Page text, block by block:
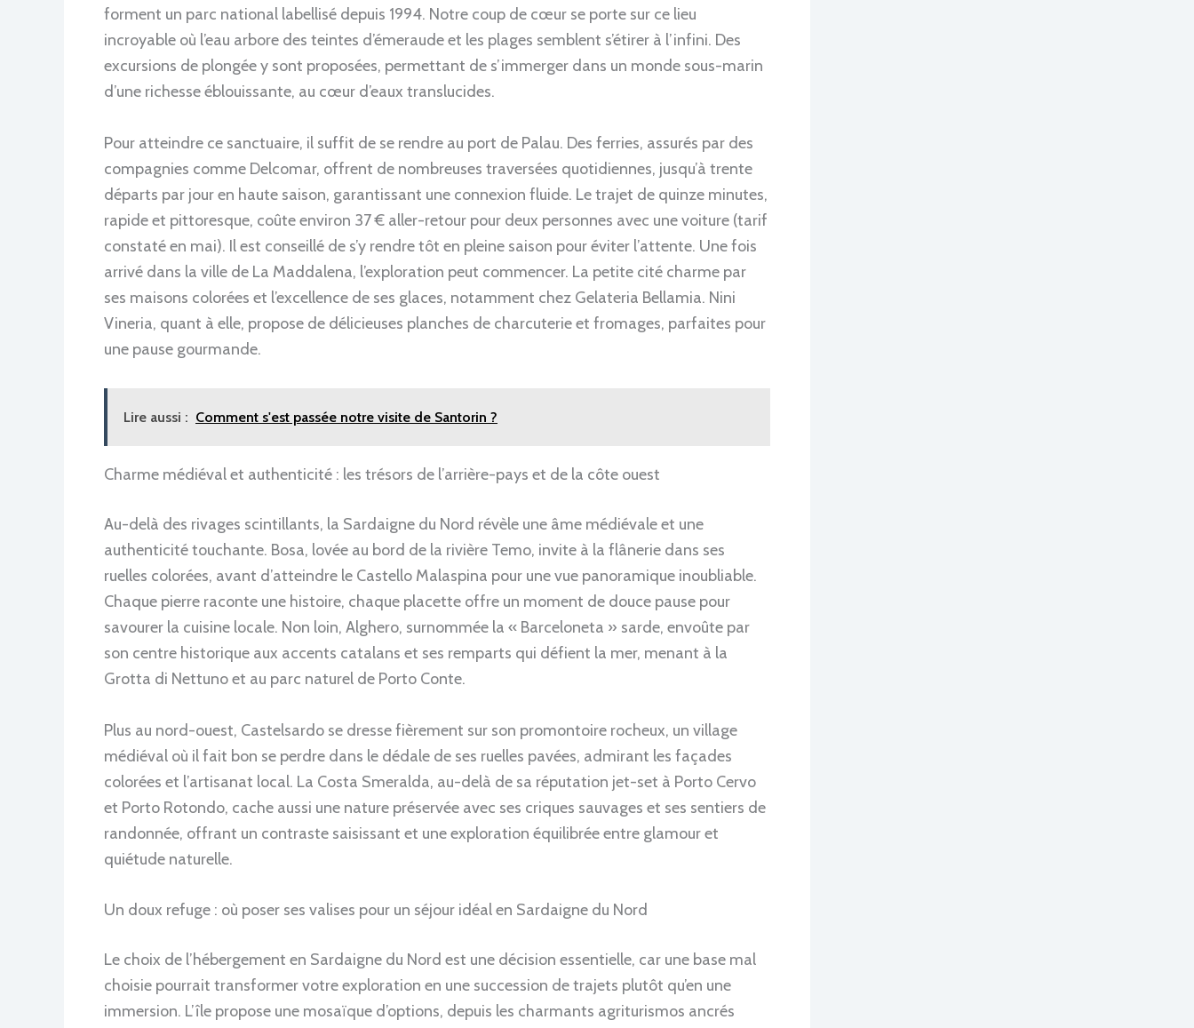
forment un parc national labellisé depuis 1994. Notre coup de cœur se porte sur ce lieu
incroyable où l’eau arbore des teintes d’émeraude et les plages semblent s’étirer à l’infini. Des
excursions de plongée y sont proposées, permettant de s’immerger dans un monde sous-marin
d’une richesse éblouissante, au cœur d’eaux translucides.
Pour atteindre ce sanctuaire, il suffit de se rendre au port de Palau. Des ferries, assurés par des
compagnies comme Delcomar, offrent de nombreuses traversées quotidiennes, jusqu’à trente
départs par jour en haute saison, garantissant une connexion fluide. Le trajet de quinze minutes,
rapide et pittoresque, coûte environ 37 € aller-retour pour deux personnes avec une voiture (tarif
constaté en mai). Il est conseillé de s’y rendre tôt en pleine saison pour éviter l’attente. Une fois
arrivé dans la ville de La Maddalena, l’exploration peut commencer. La petite cité charme par
ses maisons colorées et l’excellence de ses glaces, notamment chez Gelateria Bellamia. Nini
Vineria, quant à elle, propose de délicieuses planches de charcuterie et fromages, parfaites pour
une pause gourmande.
Lire aussi : Comment s'est passée notre visite de Santorin ?
Charme médiéval et authenticité : les trésors de l’arrière-pays et de la côte ouest
Au-delà des rivages scintillants, la Sardaigne du Nord révèle une âme médiévale et une
authenticité touchante. Bosa, lovée au bord de la rivière Temo, invite à la flânerie dans ses
ruelles colorées, avant d’atteindre le Castello Malaspina pour une vue panoramique inoubliable.
Chaque pierre raconte une histoire, chaque placette offre un moment de douce pause pour
savourer la cuisine locale. Non loin, Alghero, surnommée la « Barceloneta » sarde, envoûte par
son centre historique aux accents catalans et ses remparts qui défient la mer, menant à la
Grotta di Nettuno et au parc naturel de Porto Conte.
Plus au nord-ouest, Castelsardo se dresse fièrement sur son promontoire rocheux, un village
médiéval où il fait bon se perdre dans le dédale de ses ruelles pavées, admirant les façades
colorées et l’artisanat local. La Costa Smeralda, au-delà de sa réputation jet-set à Porto Cervo
et Porto Rotondo, cache aussi une nature préservée avec ses criques sauvages et ses sentiers de
randonnée, offrant un contraste saisissant et une exploration équilibrée entre glamour et
quiétude naturelle.
Un doux refuge : où poser ses valises pour un séjour idéal en Sardaigne du Nord
Le choix de l’hébergement en Sardaigne du Nord est une décision essentielle, car une base mal
choisie pourrait transformer votre exploration en une succession de trajets plutôt qu’en une
immersion. L’île propose une mosaïque d’options, depuis les charmants agriturismos ancrés